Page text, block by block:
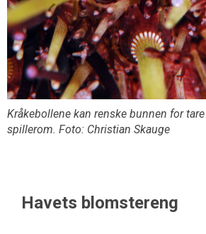
Kråkebollene kan renske bunnen for
spillerom. Foto: Christian Skauge
Havets blomstereng